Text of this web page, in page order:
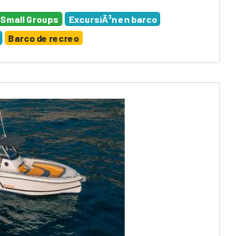
Small Groups
ExcursiÃ³n en barco
Barco de recreo